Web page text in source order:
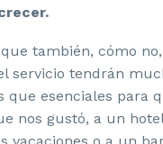
también, cómo
servicio tendrán
que esenciales para
nos gustó, a un